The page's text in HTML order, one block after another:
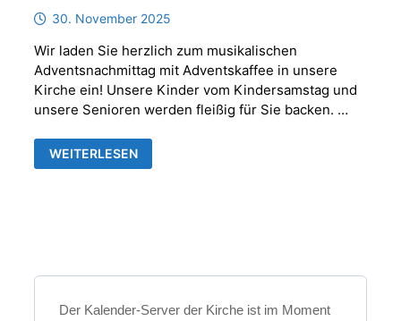
30. November 2025
Wir laden Sie herzlich zum musikalischen
Adventsnachmittag mit Adventskaffee in unsere
Kirche ein! Unsere Kinder vom Kindersamstag und
unsere Senioren werden fleißig für Sie backen. …
MUSIKALISCHER
ADVENTNACHMITTAG
MIT
WEITERLESEN
Der Kalender-Server der Kirche ist im Moment